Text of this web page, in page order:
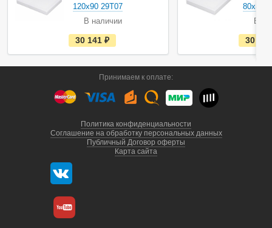
120х90 29Т07
В наличии
е
с
т
н
л
и
и
и
30 141
80х80
В
30
Принимаем к оплате:
Политика конфиденциальности
Соглашение на обработку персональных данных
Публичный Договор оферты
Карта сайта